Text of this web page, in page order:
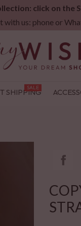
click on the
with us: phone or
SHIPPING
SALE